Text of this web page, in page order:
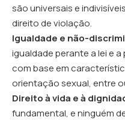
são universais e
direito de violação.
Igualdade e não-
igualdade perante a lei e
com base em
orientação sexual, entre
Direito à vida e à
fundamental, e ninguém